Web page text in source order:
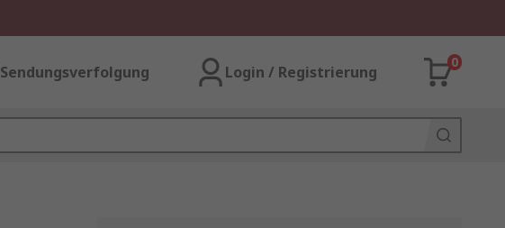
Sendungsverfolgung Login / Registrierung
0